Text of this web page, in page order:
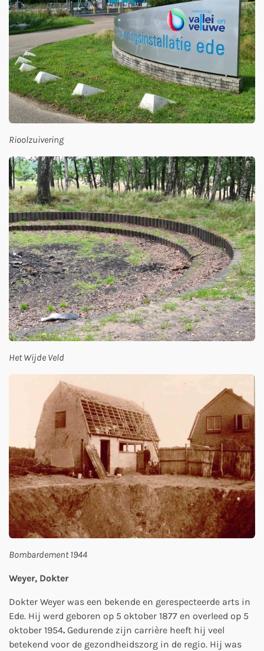
Rioolzuivering
Het Wijde Veld
Bombardement 1944
Weyer, Dokter
Dokter Weyer was een bekende en gerespecteerde arts in
Ede. Hij werd geboren op 5 oktober 1877 en overleed op 5
oktober 1954. Gedurende zijn carrière heeft hij veel
betekend voor de gezondheidszorg in de regio. Hij was